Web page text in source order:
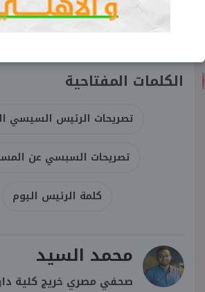
الكلمات المفتاحية
تصريحات الرئيس السيسي
تصريحات السبسي عن
كلمة الرئيس اليوم
محمد السيد
صحفي مصري خريج كلية